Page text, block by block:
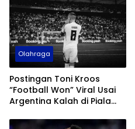
Olahraga
Postingan Toni Kroos
“Football Won” Viral Usai
Argentina Kalah di Piala